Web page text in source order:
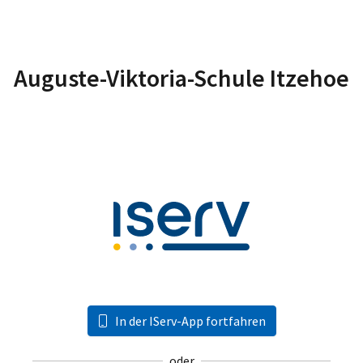
Auguste-Viktoria-Schule Itzehoe
In der IServ-App fortfahren